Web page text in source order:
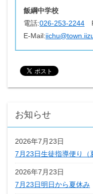
飯綱中学校
電話:026-253-2244
E-Mail:
お知らせ
2026年7月23日
7月23日生徒指導便り（
2026年7月23日
7月23日明日から夏休み